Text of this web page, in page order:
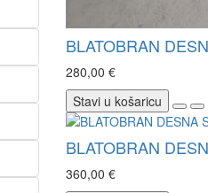
BLATOBRAN
280,00 €
Stavi u košaricu
BLATOBRAN
360,00 €